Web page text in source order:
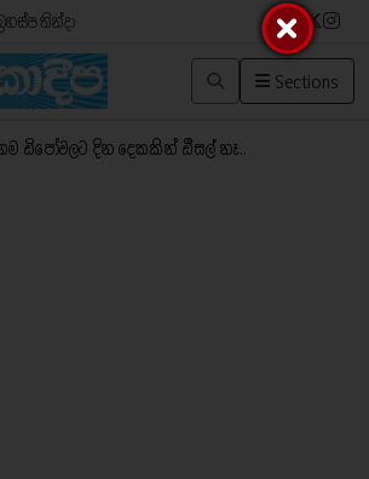
Sections
ඩිපෝවලට දින දෙකකින් ඩීසල් නෑ..